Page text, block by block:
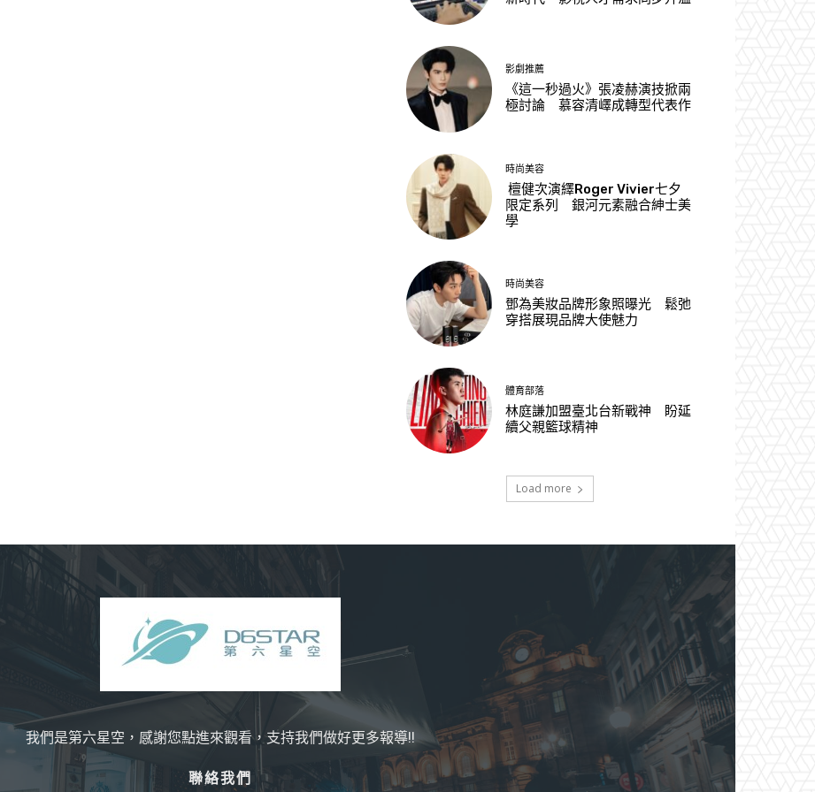
影劇推薦
《這一秒過火》張凌赫演技掀兩
極討論 慕容清嶧成轉型代表作
時尚美容
檀健次演繹Roger Vivier七夕
限定系列 銀河元素融合紳士美
學
時尚美容
鄧為美妝品牌形象照曝光 鬆弛
穿搭展現品牌大使魅力
體育部落
林庭謙加盟臺北台新戰神 盼延
續父親籃球精神
Load more
我們是第六星空，感謝您點進來觀看，支持我們做好更多報導!!
聯絡我們